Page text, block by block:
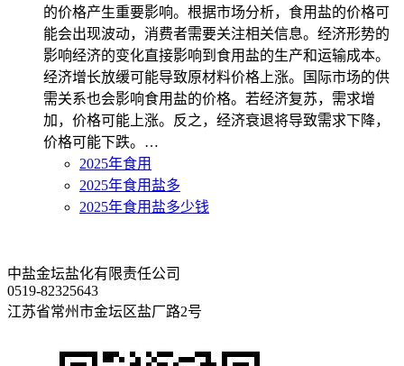
的价格产生重要影响。根据市场分析，食用盐的价格可
能会出现波动，消费者需要关注相关信息。经济形势的
影响经济的变化直接影响到食用盐的生产和运输成本。
经济增长放缓可能导致原材料价格上涨。国际市场的供
需关系也会影响食用盐的价格。若经济复苏，需求增
加，价格可能上涨。反之，经济衰退将导致需求下降，
价格可能下跌。…
2025年食用
2025年食用盐多
2025年食用盐多少钱
中盐金坛盐化有限责任公司
0519-82325643
江苏省常州市金坛区盐厂路2号